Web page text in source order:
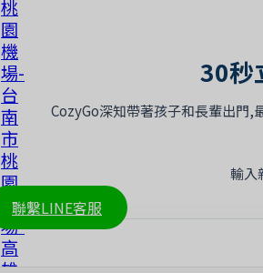
桃
園
機
場-
台
南
市
桃
園
機
場-
高
30秒
CozyGo深知帶著孩子和長輩出門,
輸入
聯繫LINE客服